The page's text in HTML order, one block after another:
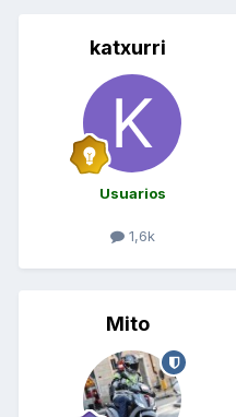
katxurri
Usuarios
1,6k
Mito